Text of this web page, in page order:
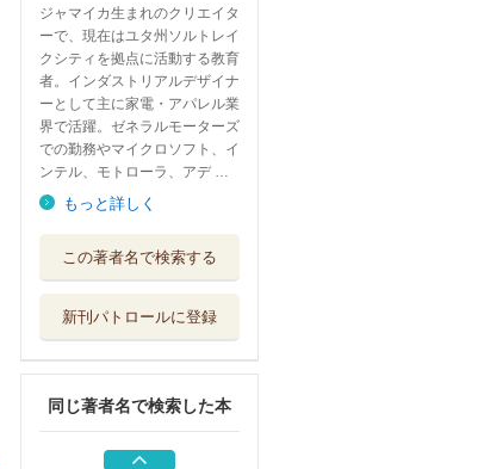
ジャマイカ生まれのクリエイタ
ーで、現在はユタ州ソルトレイ
クシティを拠点に活動する教育
者。インダストリアルデザイナ
ーとして主に家電・アパレル業
界で活躍。ゼネラルモーターズ
での勤務やマイクロソフト、イ
ンテル、モトローラ、アデ …
もっと詳しく
この著者名で検索する
新刊パトロールに登録
同じ著者名で検索した本
チャリング 未...
アナログ・アルゴ
ビー・エヌ・エヌ
ロゴデザインの原
則 効果的なロ...
ビー・エヌ・エヌ